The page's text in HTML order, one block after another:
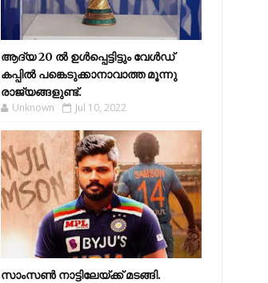
ആദ്യ 20 ല്‍ ഉള്‍പ്പെട്ടിട്ടും വേള്‍ഡ്
കപ്പില്‍ പങ്കെടുക്കാനാവാത്ത മൂന്നു
രാജ്യങ്ങളുണ്ട്.
Unknown Jul 10, 2022
സാംസണ്‍ നാട്ടിലേയ്‌ക്ക് മടങ്ങി.